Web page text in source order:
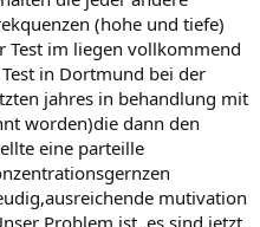
(hohe und tiefe)
im liegen vollkommend
in Dortmund bei der
jahres in behandlung mit
worden)die dann den
eine parteille
mutivation
Problem ist ,es sind jetzt